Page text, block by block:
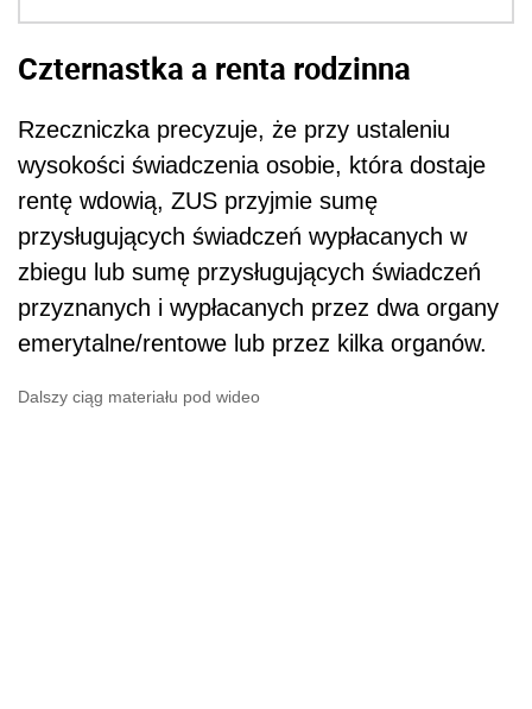
Czternastka a renta rodzinna
Rzeczniczka precyzuje, że przy ustaleniu
wysokości świadczenia osobie, która dostaje
rentę wdowią, ZUS przyjmie sumę
przysługujących świadczeń wypłacanych w
zbiegu lub sumę przysługujących świadczeń
przyznanych i wypłacanych przez dwa organy
emerytalne/rentowe lub przez kilka organów.
Dalszy ciąg materiału pod wideo